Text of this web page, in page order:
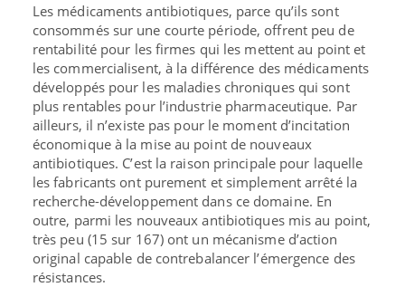
Les médicaments antibiotiques, parce qu’ils sont
consommés sur une courte période, offrent peu de
rentabilité pour les firmes qui les mettent au point et
les commercialisent, à la différence des médicaments
développés pour les maladies chroniques qui sont
plus rentables pour l’industrie pharmaceutique. Par
ailleurs, il n’existe pas pour le moment d’incitation
économique à la mise au point de nouveaux
antibiotiques. C’est la raison principale pour laquelle
les fabricants ont purement et simplement arrêté la
recherche-développement dans ce domaine. En
outre, parmi les nouveaux antibiotiques mis au point,
très peu (15 sur 167) ont un mécanisme d’action
original capable de contrebalancer l’émergence des
résistances.